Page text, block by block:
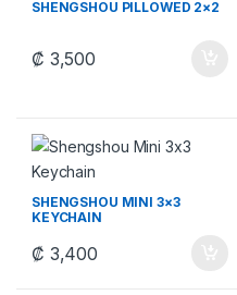
SHENGSHOU PILLOWED 2×2
₡ 3,500
SHENGSHOU MINI 3×3
KEYCHAIN
₡ 3,400